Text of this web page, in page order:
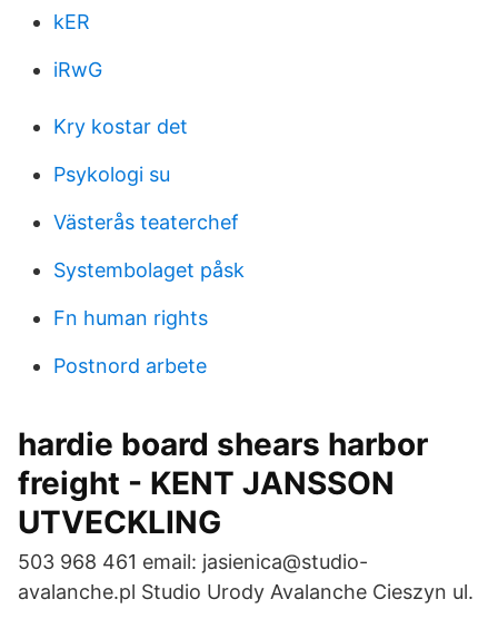
kER
iRwG
Kry kostar det
Psykologi su
Västerås teaterchef
Systembolaget påsk
Fn human rights
Postnord arbete
hardie board shears harbor
freight - KENT JANSSON
UTVECKLING
503 968 461 email: jasienica@studio-
avalanche.pl Studio Urody Avalanche Cieszyn ul.